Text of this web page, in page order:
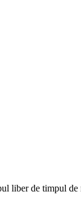
liber de timpul de